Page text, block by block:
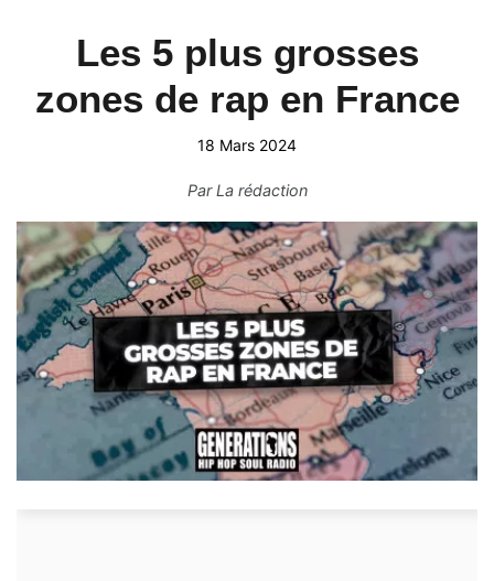
Les 5 plus grosses
zones de rap en France
18 Mars 2024
ParLa rédaction